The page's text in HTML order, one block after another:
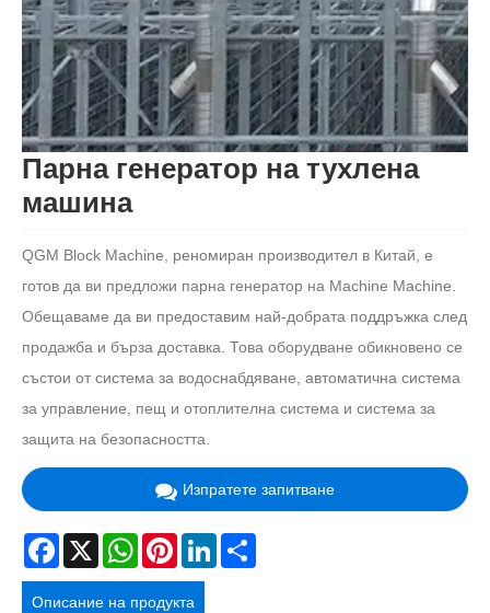
Парна генератор на тухлена
машина
QGM Block Machine, реномиран производител в Китай, е
готов да ви предложи парна генератор на Machine Machine.
Обещаваме да ви предоставим най-добрата поддръжка след
продажба и бърза доставка. Това оборудване обикновено се
състои от система за водоснабдяване, автоматична система
за управление, пещ и отоплителна система и система за
защита на безопасността.
Изпратете запитване
Facebook
X WhatsAppPinterestLinkedIn
Описание на продукта